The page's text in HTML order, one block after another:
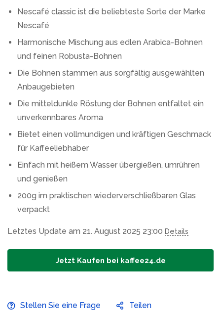
Nescafé classic ist die beliebteste Sorte der Marke
Nescafé
Harmonische Mischung aus edlen Arabica-Bohnen
und feinen Robusta-Bohnen
Die Bohnen stammen aus sorgfältig ausgewählten
Anbaugebieten
Die mitteldunkle Röstung der Bohnen entfaltet ein
unverkennbares Aroma
Bietet einen vollmundigen und kräftigen Geschmack
für Kaffeeliebhaber
Einfach mit heißem Wasser übergießen, umrühren
und genießen
200g im praktischen wiederverschließbaren Glas
verpackt
Letztes Update am 21. August 2025 23:00 Details
Jetzt Kaufen bei kaffee24.de
Stellen Sie eine Frage Teilen